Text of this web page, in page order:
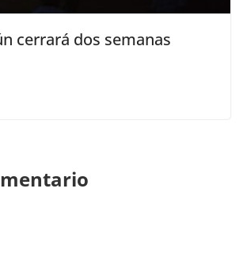
cerrará dos semanas